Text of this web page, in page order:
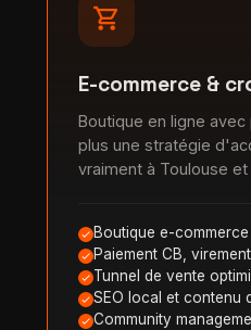
shopping_cart
E-commerce &
Boutique en ligne avec
plus une stratégie
vraiment à Toulouse et
Boutique e-
Paiement CB,
Tunnel de vente
SEO local et contenu
Community